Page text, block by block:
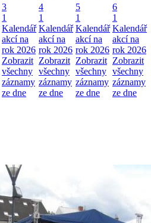
3
1
Kalendář
akcí na
rok 2026
Zobrazit
všechny
záznamy
ze dne
4
1
Kalendář
akcí na
rok 2026
Zobrazit
všechny
záznamy
ze dne
5
1
Kalendář
akcí na
rok 2026
Zobrazit
všechny
záznamy
ze dne
6
1
Kalendář
akcí na
rok 2026
Zobrazit
všechny
záznamy
ze dne